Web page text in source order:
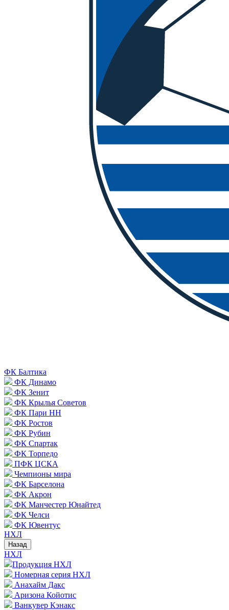
ФК Балтика
ФК Динамо
ФК Зенит
ФК Крылья Советов
ФК Пари НН
ФК Ростов
ФК Рубин
ФК Спартак
ФК Торпедо
ПФК ЦСКА
Чемпионы мира
ФК Барселона
ФК Акрон
ФК Манчестер Юнайтед
ФК Челси
ФК Ювентус
НХЛ
Назад
НХЛ
Продукция НХЛ
Номерная серия НХЛ
Анахайм Дакс
Аризона Койотис
Ванкувер Кэнакс